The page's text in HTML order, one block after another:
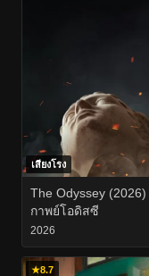
เสียงโรง
The Odyssey
กาพย์โอดิสซี
2026
★8.7